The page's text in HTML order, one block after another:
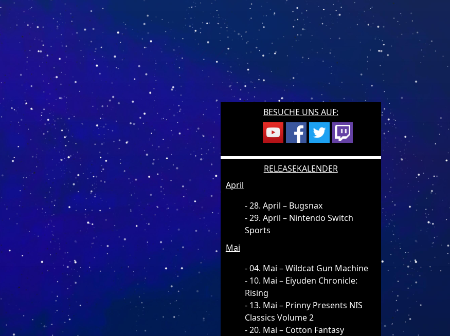
BESUCHE UNS AUF:
RELEASEKALENDER
April
28. April – Bugsnax
29. April – Nintendo Switch
Sports
Mai
04. Mai – Wildcat Gun Machine
10. Mai – Eiyuden Chronicle:
Rising
13. Mai – Prinny Presents NIS
Classics Volume 2
20. Mai – Cotton Fantasy